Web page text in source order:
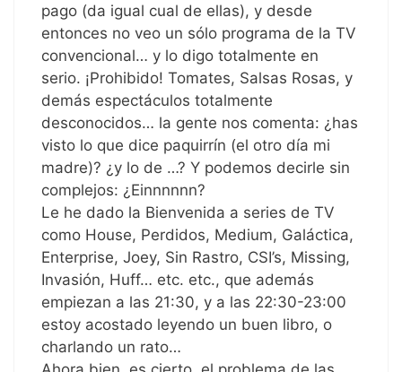
pago (da igual cual de ellas), y desde
entonces no veo un sólo programa de la TV
convencional… y lo digo totalmente en
serio. ¡Prohibido! Tomates, Salsas Rosas, y
demás espectáculos totalmente
desconocidos… la gente nos comenta: ¿has
visto lo que dice paquirrín (el otro día mi
madre)? ¿y lo de …? Y podemos decirle sin
complejos: ¿Einnnnnn?
Le he dado la Bienvenida a series de TV
como House, Perdidos, Medium, Galáctica,
Enterprise, Joey, Sin Rastro, CSI’s, Missing,
Invasión, Huff… etc. etc., que además
empiezan a las 21:30, y a las 22:30-23:00
estoy acostado leyendo un buen libro, o
charlando un rato…